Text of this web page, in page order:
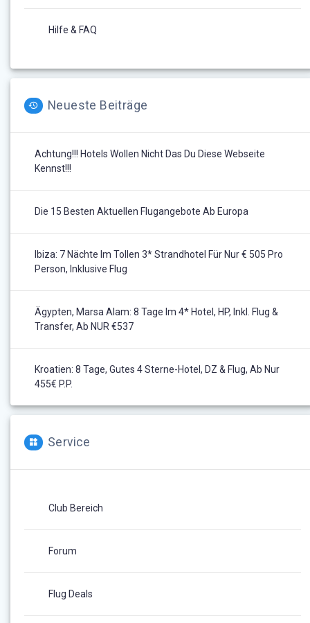
Hilfe & FAQ
Neueste Beiträge
Achtung!!! Hotels Wollen Nicht Das Du Diese Webseite
Kennst!!!
Die 15 Besten Aktuellen Flugangebote Ab Europa
Ibiza: 7 Nächte Im Tollen 3* Strandhotel Für Nur € 505 Pro
Person, Inklusive Flug
Ägypten, Marsa Alam: 8 Tage Im 4* Hotel, HP, Inkl. Flug &
Transfer, Ab NUR €537
Kroatien: 8 Tage, Gutes 4 Sterne-Hotel, DZ & Flug, Ab Nur
455€ P.P.
Service
Club Bereich
Forum
Flug Deals